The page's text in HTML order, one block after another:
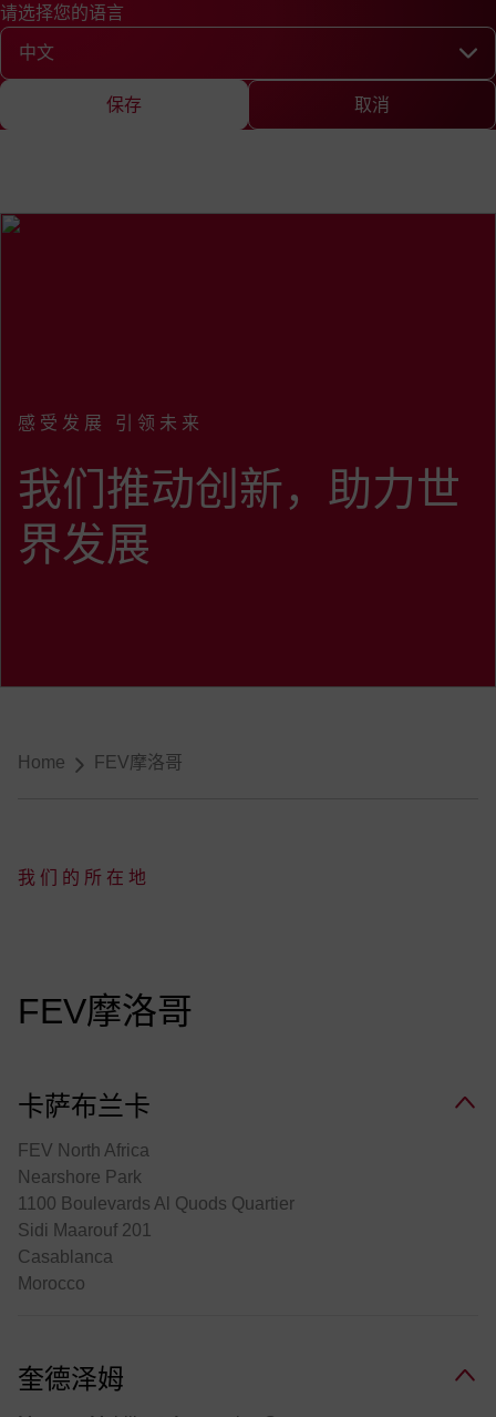
请选择您的语言
请选择您的语言
保存 取消
English Deutsch
感受发展 引领未来
:
我们推动创新，助力世
界发展
导航
Home FEV摩洛哥
我们的所在地
FEV摩洛哥
卡萨布兰卡
FEV North Africa
Nearshore Park
1100 Boulevards Al Quods Quartier
Sidi Maarouf 201
Casablanca
Morocco
奎德泽姆